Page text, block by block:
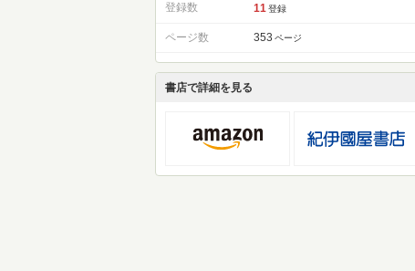
登録数 11 登録
ページ数 353 ページ
書店で詳細を見る